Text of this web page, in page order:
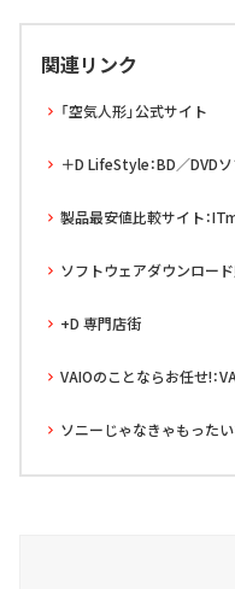
関連リンク
「空気人形」公式サイト
＋D LifeStyle：BD／DVD
製品最安値比較サイト：
ソフトウェアダウンロー
+D 専門店街
VAIOのことならお任せ!：
ソニーじゃなきゃもったい